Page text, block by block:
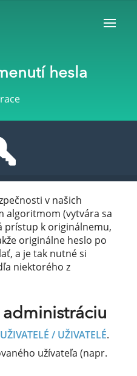
hesla
v našich
algoritmom (vytvára sa
prístup k originálnemu,
originálne heslo po
a je tak nutné si
niektorého z
administráciu
UŽIVATELÉ / UŽIVATELÉ.
užívateľa (napr.